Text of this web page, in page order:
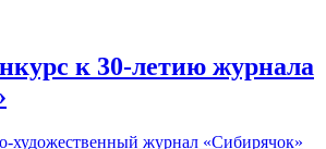
к 30-летию журнала
художественный журнал «Сибирячок»